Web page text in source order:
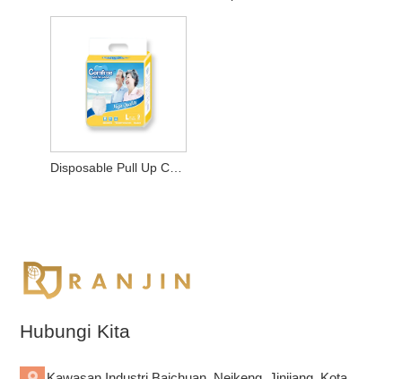
Disposable Pull Up Celana Popok
Hubungi Kita